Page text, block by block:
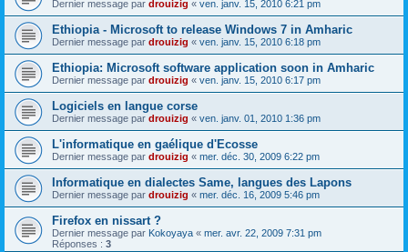
Dernier message par drouizig « ven. janv. 15, 2010 6:21 pm
Ethiopia - Microsoft to release Windows 7 in Amharic
Dernier message par drouizig « ven. janv. 15, 2010 6:18 pm
Ethiopia: Microsoft software application soon in Amharic
Dernier message par drouizig « ven. janv. 15, 2010 6:17 pm
Logiciels en langue corse
Dernier message par drouizig « ven. janv. 01, 2010 1:36 pm
L'informatique en gaélique d'Ecosse
Dernier message par drouizig « mer. déc. 30, 2009 6:22 pm
Informatique en dialectes Same, langues des Lapons
Dernier message par drouizig « mer. déc. 16, 2009 5:46 pm
Firefox en nissart ?
Dernier message par Kokoyaya « mer. avr. 22, 2009 7:31 pm
Réponses : 3